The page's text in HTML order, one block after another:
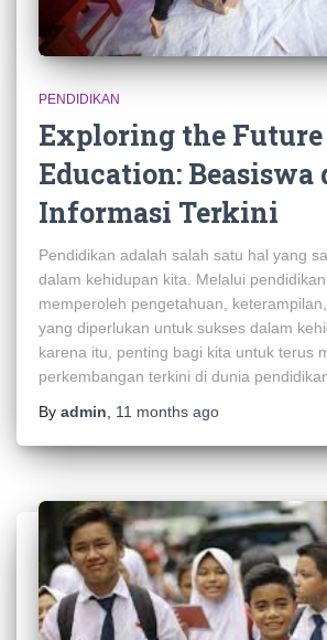
PENDIDIKAN
Exploring the
Education: Beasiswa
Informasi Terkini
Pendidikan adalah salah satu hal yang
dalam kehidupan kita. Melalui
memperoleh pengetahuan,
yang diperlukan untuk sukses dalam
karena itu, penting bagi kita untuk terus
perkembangan terkini di dunia
By admin 11 months ago